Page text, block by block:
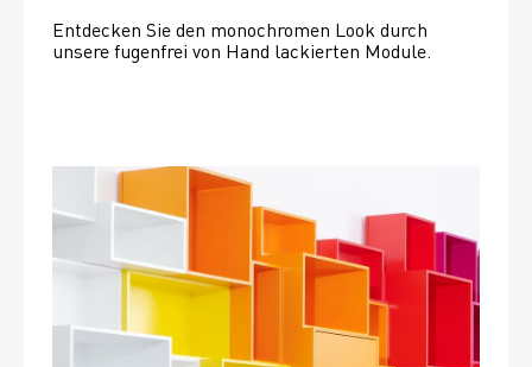
Entdecken Sie den monochromen Look durch
unsere fugenfrei von Hand lackierten Module.